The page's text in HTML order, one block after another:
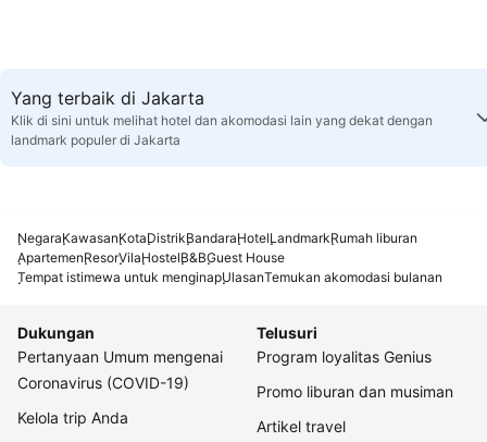
Yang terbaik di Jakarta
Klik di sini untuk melihat hotel dan akomodasi lain yang dekat dengan
landmark populer di Jakarta
NegaraKawasanKotaDistrikBandaraHotelLandmarkRumah liburan
ApartemenResorVilaHostelB&BGuest House
Tempat istimewa untuk menginapUlasanTemukan akomodasi bulanan
Dukungan
Pertanyaan Umum mengenai
Coronavirus (COVID-19)
Kelola trip Anda
Telusuri
Program loyalitas Genius
Promo liburan dan musiman
Artikel travel